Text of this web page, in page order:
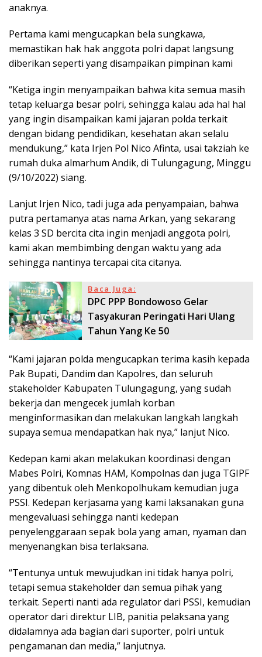
anaknya.
Pertama kami mengucapkan bela sungkawa,
memastikan hak hak anggota polri dapat langsung
diberikan seperti yang disampaikan pimpinan kami
“Ketiga ingin menyampaikan bahwa kita semua masih
tetap keluarga besar polri, sehingga kalau ada hal hal
yang ingin disampaikan kami jajaran polda terkait
dengan bidang pendidikan, kesehatan akan selalu
mendukung,” kata Irjen Pol Nico Afinta, usai takziah ke
rumah duka almarhum Andik, di Tulungagung, Minggu
(9/10/2022) siang.
Lanjut Irjen Nico, tadi juga ada penyampaian, bahwa
putra pertamanya atas nama Arkan, yang sekarang
kelas 3 SD bercita cita ingin menjadi anggota polri,
kami akan membimbing dengan waktu yang ada
sehingga nantinya tercapai cita citanya.
Baca Juga:
DPC PPP Bondowoso Gelar
Tasyakuran Peringati Hari Ulang
Tahun Yang Ke 50
“Kami jajaran polda mengucapkan terima kasih kepada
Pak Bupati, Dandim dan Kapolres, dan seluruh
stakeholder Kabupaten Tulungagung, yang sudah
bekerja dan mengecek jumlah korban
menginformasikan dan melakukan langkah langkah
supaya semua mendapatkan hak nya,” lanjut Nico.
Kedepan kami akan melakukan koordinasi dengan
Mabes Polri, Komnas HAM, Kompolnas dan juga TGIPF
yang dibentuk oleh Menkopolhukam kemudian juga
PSSI. Kedepan kerjasama yang kami laksanakan guna
mengevaluasi sehingga nanti kedepan
penyelenggaraan sepak bola yang aman, nyaman dan
menyenangkan bisa terlaksana.
“Tentunya untuk mewujudkan ini tidak hanya polri,
tetapi semua stakeholder dan semua pihak yang
terkait. Seperti nanti ada regulator dari PSSI, kemudian
operator dari direktur LIB, panitia pelaksana yang
didalamnya ada bagian dari suporter, polri untuk
pengamanan dan media,” lanjutnya.